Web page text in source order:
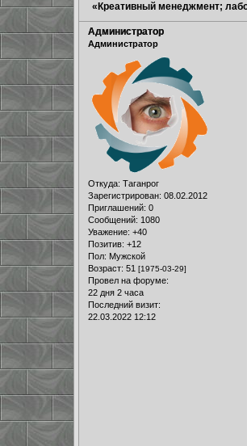
«Креативный менеджмент;
Администратор
Администратор
Откуда: Таганрог
Зарегистрирован: 08.02.2012
Приглашений: 0
Сообщений: 1080
Уважение: +40
Позитив: +12
Пол: Мужской
Возраст: 51 [1975-03-29]
Провел на форуме:
22 дня 2 часа
Последний визит:
22.03.2022 12:12